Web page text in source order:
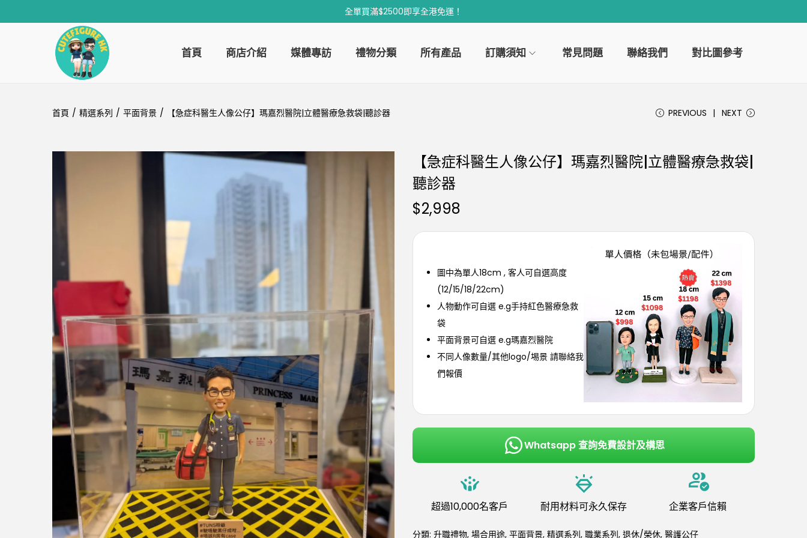
全單買滿$2500即享全港免運！
首頁 商店介紹 媒體專訪 禮物分類 所有產品 訂購須知 常見問題 聯絡我們 對比圖參考
首頁 / 精選系列 / 平面背景 / 【急症科醫生人像公仔】瑪嘉烈醫院|立體醫療急救袋|聽診器 PREVIOUS NEXT
【急症科醫生人像公仔】瑪嘉烈醫院|立體醫療急救袋|
聽診器
$2,998
圖中為單人18cm , 客人可自選高度
(12/15/18/22cm)
人物動作可自選 e.g手持紅色醫療急救
袋
平面背景可自選 e.g瑪嘉烈醫院
不同人像數量/其他logo/埸景 請聯絡我
們報價
Whatsapp 查詢免費設計及構思
超過10,000名客戶 耐用材料可永久保存 企業客戶信賴
分類: 升職禮物, 場合用途, 平面背景, 精選系列, 職業系列, 退休/榮休, 醫護公仔